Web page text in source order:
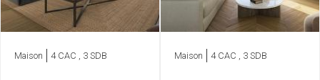
Maison 4 CAC , 3 SDB Maison 4 CAC , 3 SDB